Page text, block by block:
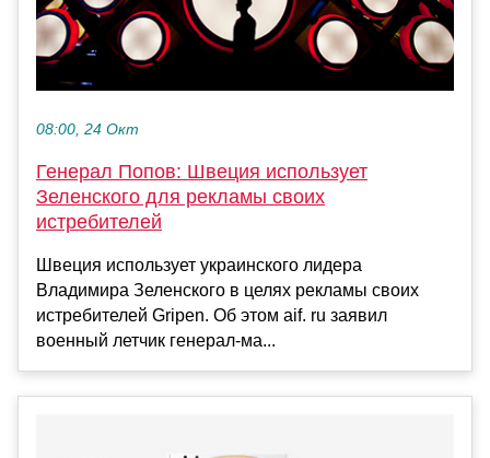
08:00, 24 Окт
Генерал Попов: Швеция использует
Зеленского для рекламы своих
истребителей
Швеция использует украинского лидера
Владимира Зеленского в целях рекламы своих
истребителей Gripen. Об этом aif. ru заявил
военный летчик генерал-ма...